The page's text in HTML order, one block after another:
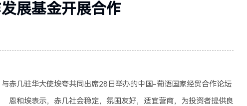
展基金开展合作
几驻华大使埃夸共同出席28日举办的中国-葡语国家经贸合作论坛
和埃表示，赤几社会稳定，氛围友好，适宜营商，为投资者提供良